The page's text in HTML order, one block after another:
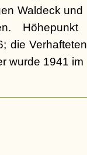
Waldeck
die
wurde 1941